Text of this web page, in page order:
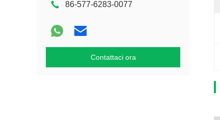
86-577-6283-0077
Contattaci ora